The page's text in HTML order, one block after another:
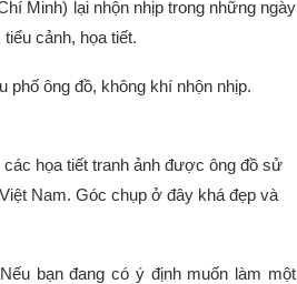
Minh) lại nhộn nhịp trong những ngày
cảnh, họa tiết.
ông đồ, không khí nhộn nhịp.
họa tiết tranh ảnh được ông đồ sử
Nam. Góc chụp ở đây khá đẹp và
bạn đang có ý định muốn làm một